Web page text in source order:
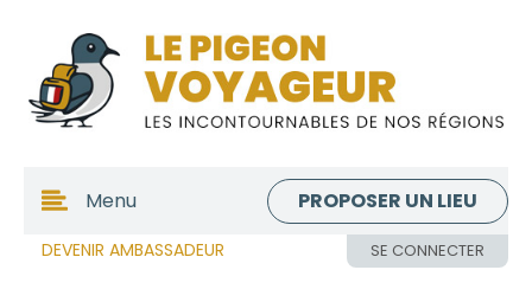
DEVENIR AMBASSADEUR SE CONNECTER
Menu PROPOSER UN LIEU